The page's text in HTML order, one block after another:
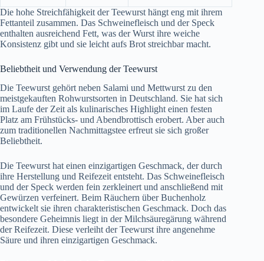
Die hohe Streichfähigkeit der Teewurst hängt eng mit ihrem
Fettanteil zusammen. Das Schweinefleisch und der Speck
enthalten ausreichend Fett, was der Wurst ihre weiche
Konsistenz gibt und sie leicht aufs Brot streichbar macht.
Beliebtheit und Verwendung der Teewurst
Die Teewurst gehört neben Salami und Mettwurst zu den
meistgekauften Rohwurstsorten in Deutschland. Sie hat sich
im Laufe der Zeit als kulinarisches Highlight einen festen
Platz am Frühstücks- und Abendbrottisch erobert. Aber auch
zum traditionellen Nachmittagstee erfreut sie sich großer
Beliebtheit.
Die Teewurst hat einen einzigartigen Geschmack, der durch
ihre Herstellung und Reifezeit entsteht. Das Schweinefleisch
und der Speck werden fein zerkleinert und anschließend mit
Gewürzen verfeinert. Beim Räuchern über Buchenholz
entwickelt sie ihren charakteristischen Geschmack. Doch das
besondere Geheimnis liegt in der Milchsäuregärung während
der Reifezeit. Diese verleiht der Teewurst ihre angenehme
Säure und ihren einzigartigen Geschmack.